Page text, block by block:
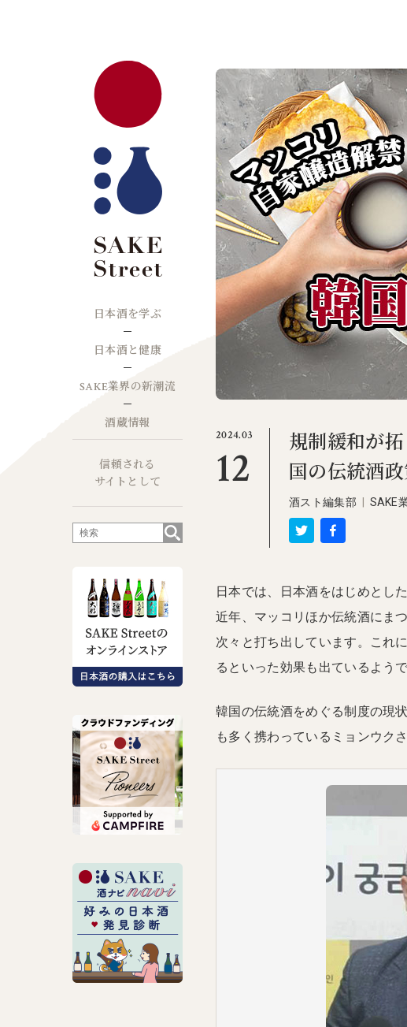
日本酒を学ぶ
日本酒と健康
SAKE業界の新潮流
酒蔵情報
信頼される
サイトとして
2024.03
12
規制緩和が
国の伝統酒
酒スト編集部 SAKE
日本では、日本酒をはじめとし
近年、マッコリほか伝統酒にま
次々と打ち出しています。これ
るといった効果も出ているようで
韓国の伝統酒をめぐる制度の現
も多く携わっているミョンウク